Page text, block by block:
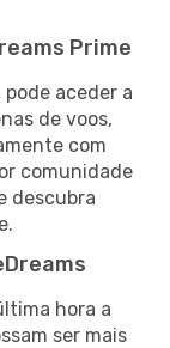
Prime
pode aceder a
de voos,
com
comunidade
descubra
hora a
ser mais